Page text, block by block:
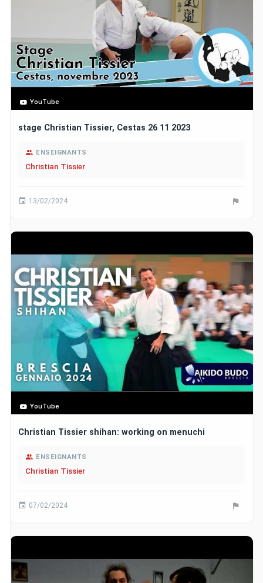
YouTube
stage Christian Tissier, Cestas 26 11 2023
ENSEIGNANTS
Christian Tissier
13/02/2024
YouTube
Christian Tissier shihan: working on menuchi
ENSEIGNANTS
Christian Tissier
07/02/2024